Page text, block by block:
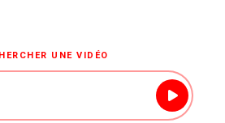
UNE VIDÉO